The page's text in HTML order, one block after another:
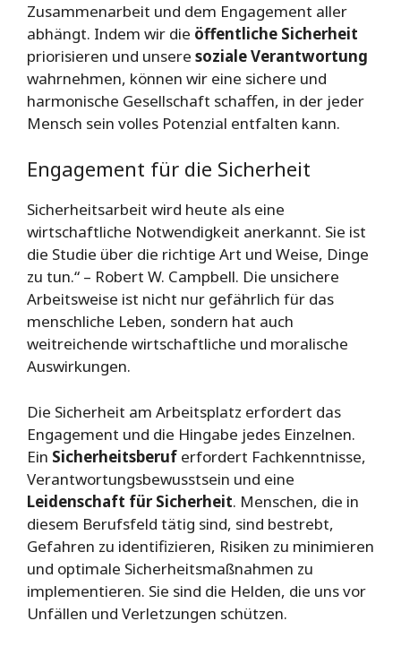
Zusammenarbeit und dem Engagement aller
abhängt. Indem wir die öffentliche Sicherheit
priorisieren und unsere soziale Verantwortung
wahrnehmen, können wir eine sichere und
harmonische Gesellschaft schaffen, in der jeder
Mensch sein volles Potenzial entfalten kann.
Engagement für die Sicherheit
Sicherheitsarbeit wird heute als eine
wirtschaftliche Notwendigkeit anerkannt. Sie ist
die Studie über die richtige Art und Weise, Dinge
zu tun.“ – Robert W. Campbell. Die unsichere
Arbeitsweise ist nicht nur gefährlich für das
menschliche Leben, sondern hat auch
weitreichende wirtschaftliche und moralische
Auswirkungen.
Die Sicherheit am Arbeitsplatz erfordert das
Engagement und die Hingabe jedes Einzelnen.
Ein Sicherheitsberuf erfordert Fachkenntnisse,
Verantwortungsbewusstsein und eine
Leidenschaft für Sicherheit. Menschen, die in
diesem Berufsfeld tätig sind, sind bestrebt,
Gefahren zu identifizieren, Risiken zu minimieren
und optimale Sicherheitsmaßnahmen zu
implementieren. Sie sind die Helden, die uns vor
Unfällen und Verletzungen schützen.